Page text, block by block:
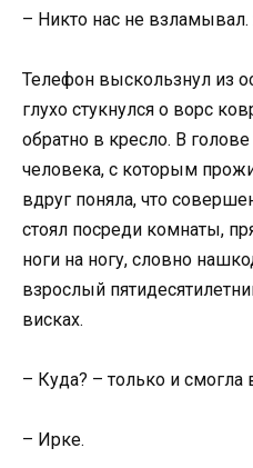
– Никто нас не
Телефон выскользнул из
глухо стукнулся о ворс
обратно в кресло. В
человека, с которым
вдруг поняла, что
стоял посреди комнаты,
ноги на ногу, словно
взрослый
висках.
– Куда? – только и смогла
– Ирке.